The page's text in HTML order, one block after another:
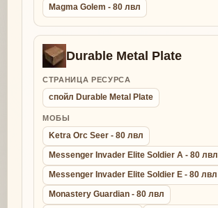
Magma Golem - 80 лвл
Durable Metal Plate
СТРАНИЦА РЕСУРСА
спойл Durable Metal Plate
МОБЫ
Ketra Orc Seer - 80 лвл
Messenger Invader Elite Soldier A - 80 лвл
Messenger Invader Elite Soldier E - 80 лвл
Monastery Guardian - 80 лвл